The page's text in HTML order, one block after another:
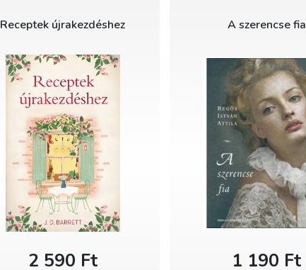
Receptek újrakezdéshez
2 590 Ft
A szerencse fia
1 190 Ft